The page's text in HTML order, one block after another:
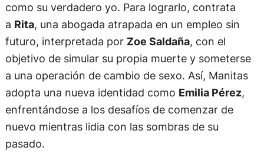
como su verdadero yo. Para lograrlo, contrata
a Rita, una abogada atrapada en un empleo sin
futuro, interpretada por Zoe Saldaña, con el
objetivo de simular su propia muerte y someterse
a una operación de cambio de sexo. Así, Manitas
adopta una nueva identidad como Emilia Pérez,
enfrentándose a los desafíos de comenzar de
nuevo mientras lidia con las sombras de su
pasado.